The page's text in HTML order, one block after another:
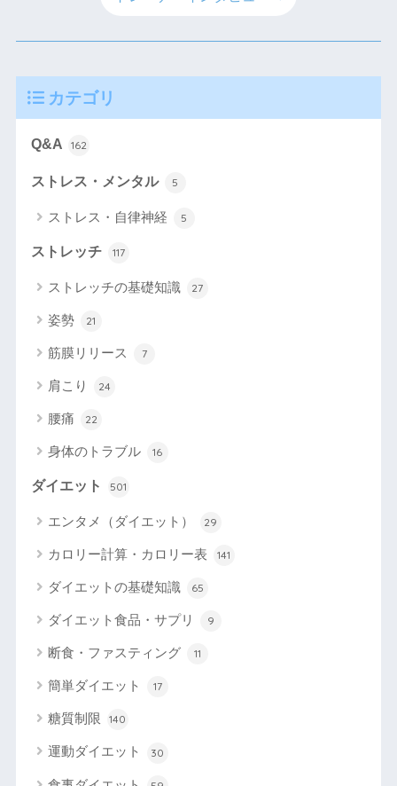
カテゴリ
Q&A 162
ストレス・メンタル 5
ストレス・自律神経 5
ストレッチ 117
ストレッチの基礎知識 27
姿勢 21
筋膜リリース 7
肩こり 24
腰痛 22
身体のトラブル 16
ダイエット 501
エンタメ（ダイエット） 29
カロリー計算・カロリー表 141
ダイエットの基礎知識 65
ダイエット食品・サプリ 9
断食・ファスティング 11
簡単ダイエット 17
糖質制限 140
運動ダイエット 30